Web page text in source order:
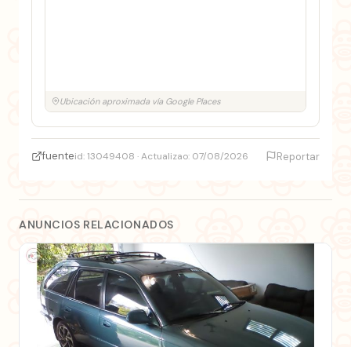
Ubicación aproximada vía Google Places
fuenteid: 13049408 · Actualizao: 07/08/2026 Reportar
ANUNCIOS RELACIONADOS